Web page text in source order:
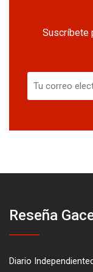
Suscríbete
Reseña
Diario